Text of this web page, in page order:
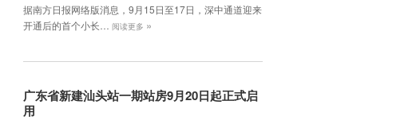
据南方日报网络版消息，9月15日至17日，深中通道迎来
开通后的首个小长…
阅读更多 »
广东省新建汕头站一期站房9月20日起正式启
用